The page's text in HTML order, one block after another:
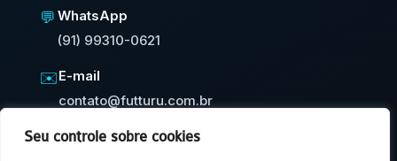
Seu controle sobre cookies
💬 WhatsApp
(91) 99310-0621
✉️E-mail
contato@futturu.com.br
⚡Resposta em até 24h úteis